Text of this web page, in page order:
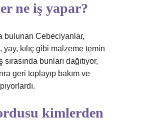
ne iş yapar?
bulunan Cebeciyanlar,
yay, kılıç gibi malzeme temin
bunları dağıtıyor,
geri toplayıp bakım ve
kimlerden